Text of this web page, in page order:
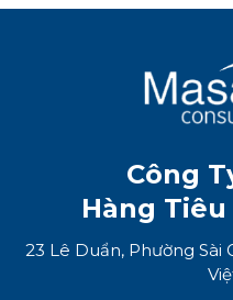
Công
Hàng
23 Lê Duẩn, Phường Sài